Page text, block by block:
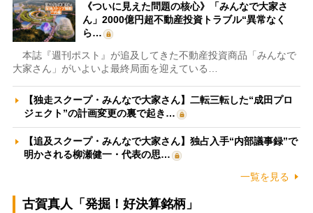
《ついに見えた問題の核心》「みんなで大家さ
ん」2000億円超不動産投資トラブル“異常なく
ら…
本誌『週刊ポスト』が追及してきた不動産投資商品「みんなで
大家さん」がいよいよ最終局面を迎えている…
【独走スクープ・みんなで大家さん】二転三転した“成田プロ
ジェクト”の計画変更の裏で起き…
【追及スクープ・みんなで大家さん】独占入手“内部議事録”で
明かされる柳瀬健一・代表の思…
一覧を見る
古賀真人「発掘！好決算銘柄」